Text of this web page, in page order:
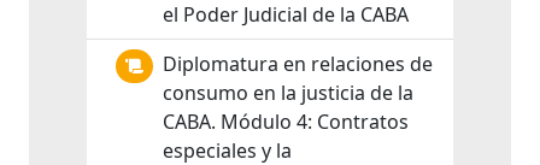
el Poder Judicial de la CABA
Diplomatura en relaciones de
consumo en la justicia de la
CABA. Módulo 4: Contratos
especiales y la